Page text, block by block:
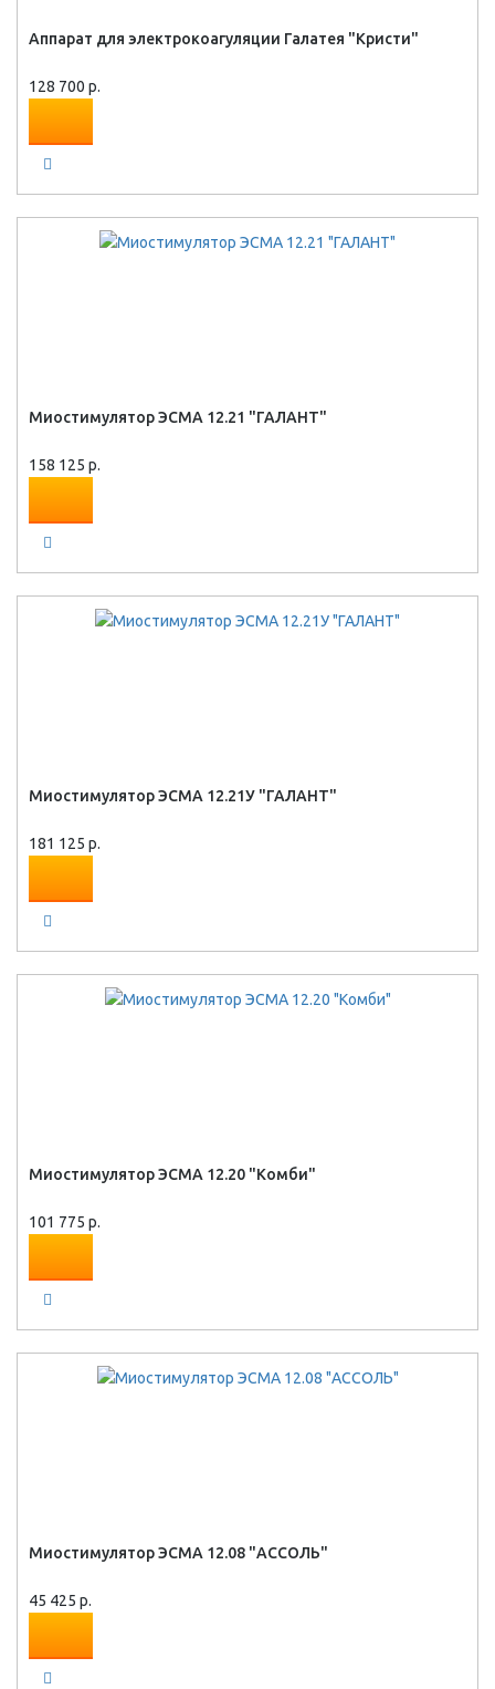
Аппарат для электрокоагуляции Галатея "Кристи"
128 700 р.
Миостимулятор ЭСМА 12.21 "ГАЛАНТ"
158 125 р.
Миостимулятор ЭСМА 12.21У "ГАЛАНТ"
181 125 р.
Миостимулятор ЭСМА 12.20 "Комби"
101 775 р.
Миостимулятор ЭСМА 12.08 "АССОЛЬ"
45 425 р.